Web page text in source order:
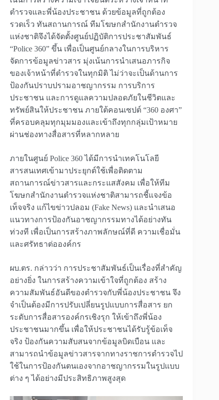
ตำรวจและพี่น้องประชาชน ด้วยข้อมูลที่ถูกต้อง
รวดเร็ว ทันสถานการณ์ ทีมโฆษกสำนักงานตำรวจ
แห่งชาติจึงได้จัดตั้งศูนย์ปฏิบัติการประชาสัมพันธ์
“Police 360” ขึ้น เพื่อเป็นศูนย์กลางในการบริหาร
จัดการข้อมูลข่าวสาร มุ่งเน้นการนำเสนอภารกิจ
ของเจ้าหน้าที่ตำรวจในทุกมิติ ไม่ว่าจะเป็นด้านการ
ป้องกันปราบปรามอาชญากรรม การบริการ
ประชาชน และการดูแลความปลอดภัยในชีวิตและ
ทรัพย์สินให้ประชาชน ภายใต้คอนเซปต์ “360 องศา”
ที่ครอบคลุมทุกมุมมองและเข้าถึงทุกกลุ่มเป้าหมาย
ผ่านช่องทางสื่อสารที่หลากหลาย
ภายในศูนย์ Police 360 ได้มีการนำเทคโนโลยี
สารสนเทศเข้ามาประยุกต์ใช้เพื่อติดตาม
สถานการณ์ข่าวสารและกระแสสังคม เพื่อให้ทีม
โฆษกสำนักงานตำรวจแห่งชาติสามารถชี้แจงข้อ
เท็จจริง แก้ไขข่าวปลอม (Fake News) และนำเสนอ
แนวทางการป้องกันอาชญากรรมทางได้อย่างทัน
ท่วงที เพื่อเป็นการสร้างภาพลักษณ์ที่ดี ความเชื่อมั่น
และศรัทธาต่อองค์กร
ผบ.ตร. กล่าวว่า การประชาสัมพันธ์เป็นเรื่องที่สำคัญ
อย่างยิ่ง ในการสร้างความเข้าใจที่ถูกต้อง สร้าง
ความสัมพันธ์อันดีของตำรวจกับพี่น้องประชาชน จึง
จำเป็นต้องมีการปรับเปลี่ยนรูปแบบการสื่อสาร ยก
ระดับการสื่อสารองค์กรเชิงรุก ให้เข้าถึงพี่น้อง
ประชาชนมากขึ้น เพื่อให้ประชาชนได้รับรู้ข้อเท็จ
จริง ป้องกันความสับสนจากข้อมูลบิดเบือน และ
สามารถนำข้อมูลข่าวสารจากทางราชการตำรวจไป
ใช้ในการป้องกันตนเองจากอาชญากรรมในรูปแบบ
ต่าง ๆ ได้อย่างมีประสิทธิภาพสูงสุด